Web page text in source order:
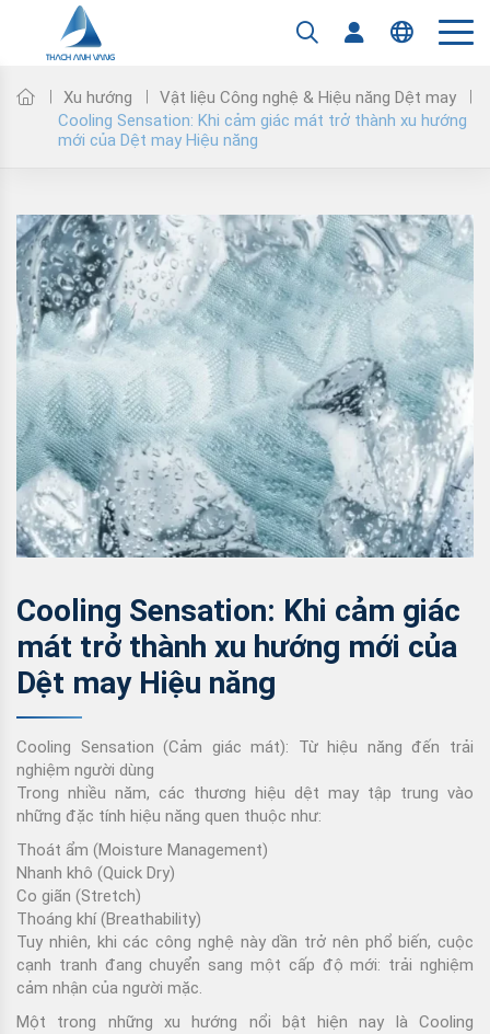
English
Xu hướng
Vật liệu Công nghệ & Hiệu năng Dệt may
Cooling Sensation: Khi cảm giác mát trở thành xu hướng
mới của Dệt may Hiệu năng
Cooling Sensation: Khi cảm giác
mát trở thành xu hướng mới của
Dệt may Hiệu năng
Cooling Sensation (Cảm giác mát): Từ hiệu năng đến trải
nghiệm người dùng
Trong nhiều năm, các thương hiệu dệt may tập trung vào
những đặc tính hiệu năng quen thuộc như:
Thoát ẩm (Moisture Management)
Nhanh khô (Quick Dry)
Co giãn (Stretch)
Thoáng khí (Breathability)
Tuy nhiên, khi các công nghệ này dần trở nên phổ biến, cuộc
cạnh tranh đang chuyển sang một cấp độ mới: trải nghiệm
cảm nhận của người mặc.
Một trong những xu hướng nổi bật hiện nay là Cooling